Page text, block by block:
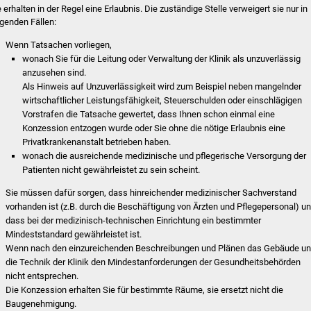
erhalten in der Regel eine Erlaubnis. Die zuständige Stelle verweigert sie nur in
Fällen:
Wenn Tatsachen vorliegen,
wonach Sie für die Leitung oder Verwaltung der Klinik als unzuverlässig
anzusehen sind.
Als Hinweis auf Unzuverlässigkeit wird zum Beispiel neben mangelnder
wirtschaftlicher Leistungsfähigkeit, Steuerschulden oder einschlägigen
Vorstrafen die Tatsache gewertet, dass Ihnen schon einmal eine
Konzession entzogen wurde oder Sie ohne die nötige Erlaubnis eine
Privatkrankenanstalt betrieben haben.
wonach die ausreichende medizinische und pflegerische Versorgung der
Patienten nicht gewährleistet zu sein scheint.
Sie müssen dafür sorgen, dass hinreichender medizinischer Sachverstand
vorhanden ist (z.B. durch die Beschäftigung von Ärzten und Pflegepersonal)
dass bei der medizinisch-technischen Einrichtung ein bestimmter
Mindeststandard gewährleistet ist.
Wenn nach den einzureichenden Beschreibungen und Plänen das Gebäude
die Technik der Klinik den Mindestanforderungen der Gesundheitsbehörden
nicht entsprechen.
Die Konzession erhalten Sie für bestimmte Räume, sie ersetzt nicht die
Baugenehmigung.